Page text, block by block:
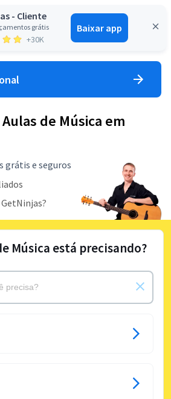
- Cliente
grátis
+30K
Baixar app
Entrar
de Música em
grátis e seguros
Música está precisando?